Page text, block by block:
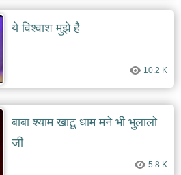
ये विश्वाश मुझे है
10.2 K
बाबा श्याम खाटू धाम मने भी भुलालो
जी
5.8 K